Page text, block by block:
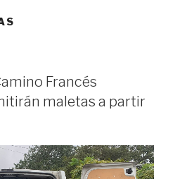
Francés
maletas a partir